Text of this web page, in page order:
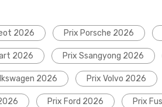
2026 Prix Porsche 2026
2026 Prix Ssangyong 2026
2026 Prix Volvo 2026
Prix Ford 2026 Prix